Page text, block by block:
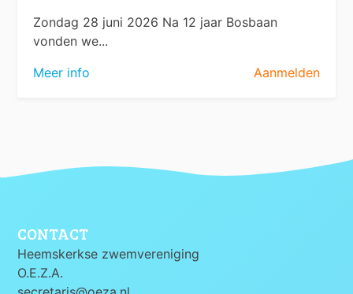
Zondag 28 juni 2026 Na 12 jaar Bosbaan
vonden we...
Meer info
Aanmelden
CONTACT
Heemskerkse zwemvereniging
O.E.Z.A.